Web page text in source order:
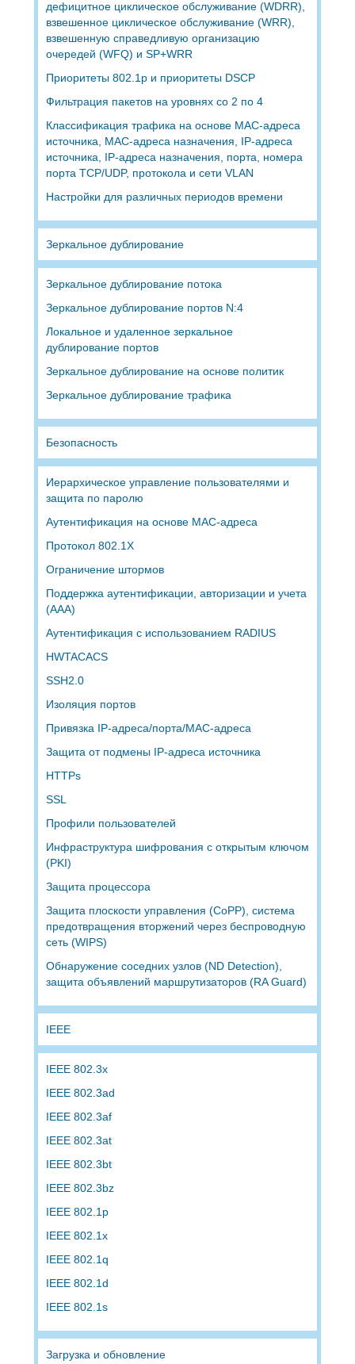
дефицитное циклическое обслуживание (WDRR),
взвешенное циклическое обслуживание (WRR),
взвешенную справедливую организацию
очередей (WFQ) и SP+WRR
Приоритеты 802.1p и приоритеты DSCP
Фильтрация пакетов на уровнях со 2 по 4
Классификация трафика на основе MAC-адреса
источника, MAC-адреса назначения, IP-адреса
источника, IP-адреса назначения, порта, номера
порта TCP/UDP, протокола и сети VLAN
Настройки для различных периодов времени
Зеркальное дублирование
Зеркальное дублирование потока
Зеркальное дублирование портов N:4
Локальное и удаленное зеркальное
дублирование портов
Зеркальное дублирование на основе политик
Зеркальное дублирование трафика
Безопасность
Иерархическое управление пользователями и
защита по паролю
Аутентификация на основе MAC-адреса
Протокол 802.1X
Ограничение штормов
Поддержка аутентификации, авторизации и учета
(AAA)
Аутентификация с использованием RADIUS
HWTACACS
SSH2.0
Изоляция портов
Привязка IP-адреса/порта/MAC-адреса
Защита от подмены IP-адреса источника
HTTPs
SSL
Профили пользователей
Инфраструктура шифрования с открытым ключом
(PKI)
Защита процессора
Защита плоскости управления (CoPP), система
предотвращения вторжений через беспроводную
сеть (WIPS)
Обнаружение соседних узлов (ND Detection),
защита объявлений маршрутизаторов (RA Guard)
IEEE
IEEE 802.3x
IEEE 802.3ad
IEEE 802.3af
IEEE 802.3at
IEEE 802.3bt
IEEE 802.3bz
IEEE 802.1p
IEEE 802.1x
IEEE 802.1q
IEEE 802.1d
IEEE 802.1s
Загрузка и обновление